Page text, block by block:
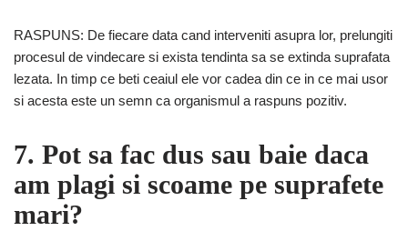
RASPUNS: De fiecare data cand interveniti asupra lor, prelungiti
procesul de vindecare si exista tendinta sa se extinda suprafata
lezata. In timp ce beti ceaiul ele vor cadea din ce in ce mai usor
si acesta este un semn ca organismul a raspuns pozitiv.
7. Pot sa fac dus sau baie daca
am plagi si scoame pe suprafete
mari?